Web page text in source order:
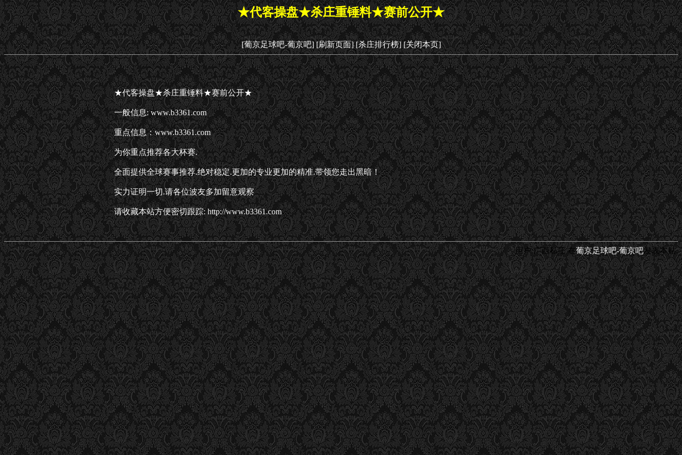
★代客操盘★杀庄重锤料★赛前公开★
[葡京足球吧-葡京吧] [刷新页面] [杀庄排行榜] [关闭本页]
★代客操盘★杀庄重锤料★赛前公开★
一般信息: www.b3361.com
重点信息：www.b3361.com
为你重点推荐各大杯赛.
全面提供全球赛事推荐.绝对稳定.更加的专业更加的精准.带领您走出黑暗！
实力证明一切.请各位波友多加留意观察
请收藏本站方便密切跟踪: http://www.b3361.com
用户:广西私庄在葡京足球吧-葡京吧发表本贴.